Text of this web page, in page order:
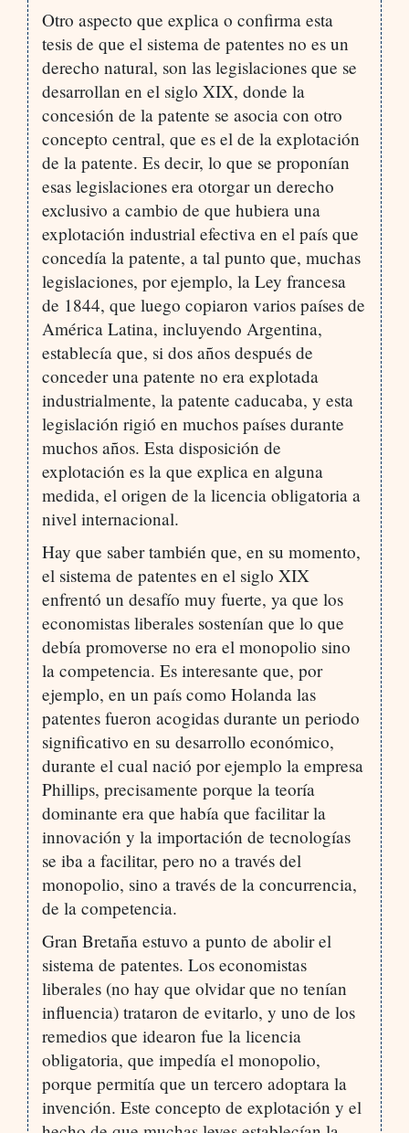
Otro aspecto que explica o confirma esta
tesis de que el sistema de patentes no es un
derecho natural, son las legislaciones que se
desarrollan en el siglo XIX, donde la
concesión de la patente se asocia con otro
concepto central, que es el de la explotación
de la patente. Es decir, lo que se proponían
esas legislaciones era otorgar un derecho
exclusivo a cambio de que hubiera una
explotación industrial efectiva en el país que
concedía la patente, a tal punto que, muchas
legislaciones, por ejemplo, la Ley francesa
de 1844, que luego copiaron varios países de
América Latina, incluyendo Argentina,
establecía que, si dos años después de
conceder una patente no era explotada
industrialmente, la patente caducaba, y esta
legislación rigió en muchos países durante
muchos años. Esta disposición de
explotación es la que explica en alguna
medida, el origen de la licencia obligatoria a
nivel internacional.
Hay que saber también que, en su momento,
el sistema de patentes en el siglo XIX
enfrentó un desafío muy fuerte, ya que los
economistas liberales sostenían que lo que
debía promoverse no era el monopolio sino
la competencia. Es interesante que, por
ejemplo, en un país como Holanda las
patentes fueron acogidas durante un periodo
significativo en su desarrollo económico,
durante el cual nació por ejemplo la empresa
Phillips, precisamente porque la teoría
dominante era que había que facilitar la
innovación y la importación de tecnologías
se iba a facilitar, pero no a través del
monopolio, sino a través de la concurrencia,
de la competencia.
Gran Bretaña estuvo a punto de abolir el
sistema de patentes. Los economistas
liberales (no hay que olvidar que no tenían
influencia) trataron de evitarlo, y uno de los
remedios que idearon fue la licencia
obligatoria, que impedía el monopolio,
porque permitía que un tercero adoptara la
invención. Este concepto de explotación y el